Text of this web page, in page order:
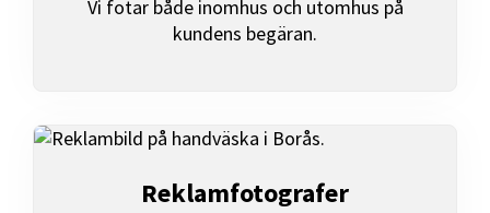
Vi fotar både inomhus och utomhus på
kundens begäran.
Reklamfotografer